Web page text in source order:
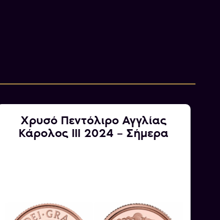
V
βασιλιάς από το 1910 έως το 1936 και
σε μια περίοδο μεγάλων αλλαγών στην
και του συζύγου της, πρίγκιπα
να γίνει βασιλιάς αρχικά, η απώλεια
Ζ’ το 1892 τον έκανε διάδοχο στο θρόνο.
Χρυσό Πεντόλιρο Αγγλίας
Κάρολος III 2024 – Σήμερα